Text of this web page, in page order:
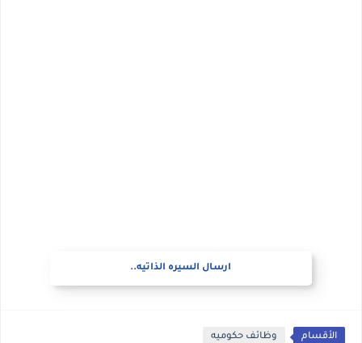
ارسال السيره الذاتيه..
الأقسام وظائف حكوميه